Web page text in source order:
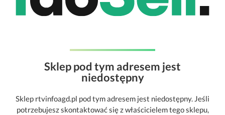
Sklep pod tym adresem jest
niedostępny
Sklep rtvinfoagd.pl pod tym adresem jest niedostępny. Jeśli
potrzebujesz skontaktować się z właścicielem tego sklepu,